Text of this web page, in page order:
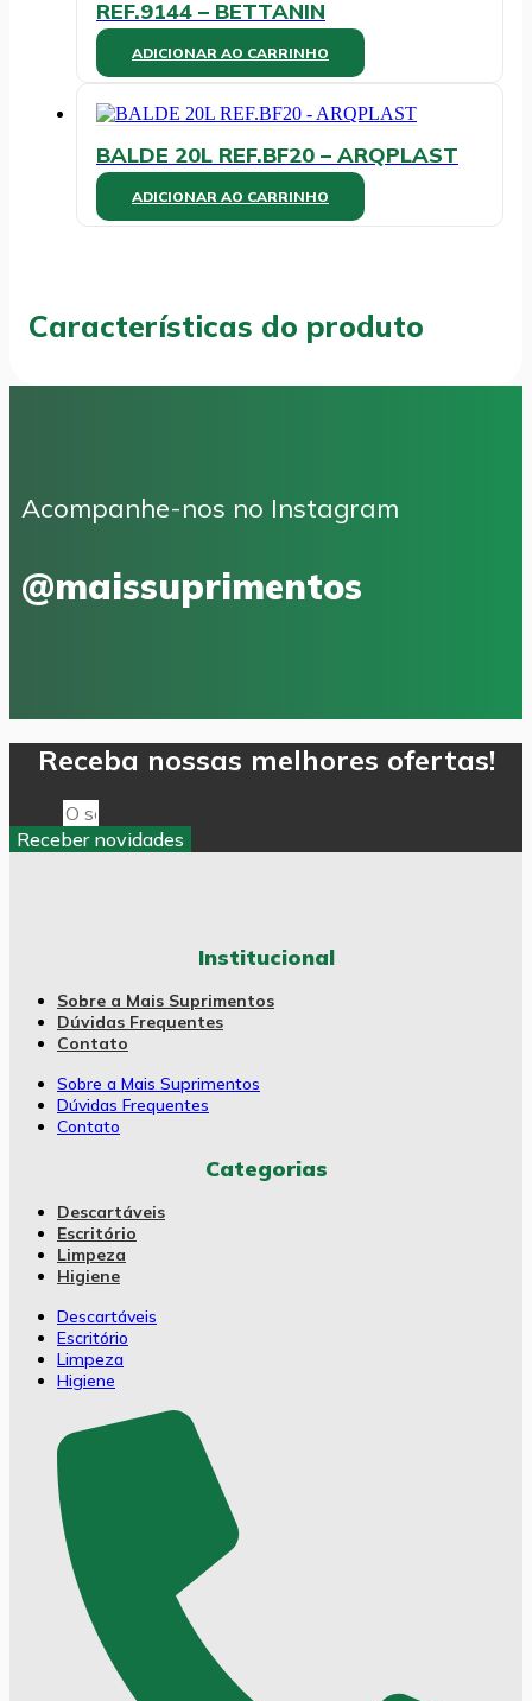
REF.9144 – BETTANIN
ADICIONAR AO CARRINHO
BALDE 20L REF.BF20 – ARQPLAST
ADICIONAR AO CARRINHO
Características do produto
Acompanhe-nos no Instagram
@maissuprimentos
Receba nossas melhores ofertas!
Receber novidades
Institucional
Sobre a Mais Suprimentos
Dúvidas Frequentes
Contato
Sobre a Mais Suprimentos
Dúvidas Frequentes
Contato
Categorias
Descartáveis
Escritório
Limpeza
Higiene
Descartáveis
Escritório
Limpeza
Higiene